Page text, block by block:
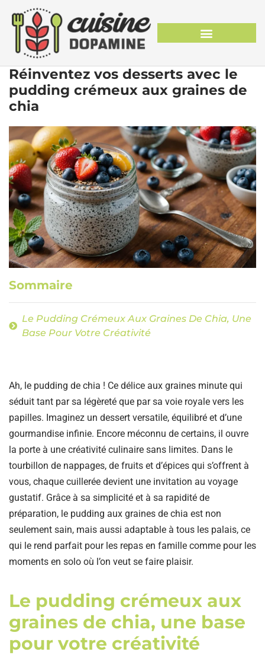
Réinventez vos desserts avec le
pudding crémeux aux graines de
chia
Sommaire
Le Pudding Crémeux Aux Graines De Chia, Une
Base Pour Votre Créativité
Ah, le pudding de chia ! Ce délice aux graines minute qui
séduit tant par sa légèreté que par sa voie royale vers les
papilles. Imaginez un dessert versatile, équilibré et d’une
gourmandise infinie. Encore méconnu de certains, il ouvre
la porte à une créativité culinaire sans limites. Dans le
tourbillon de nappages, de fruits et d’épices qui s’offrent à
vous, chaque cuillerée devient une invitation au voyage
gustatif. Grâce à sa simplicité et à sa rapidité de
préparation, le pudding aux graines de chia est non
seulement sain, mais aussi adaptable à tous les palais, ce
qui le rend parfait pour les repas en famille comme pour les
moments en solo où l’on veut se faire plaisir.
Le pudding crémeux aux
graines de chia, une base
pour votre créativité